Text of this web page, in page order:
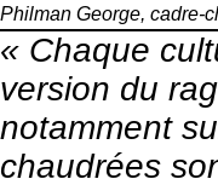
Philman George, cadre-
« Chaque
version du
notamment
chaudrées